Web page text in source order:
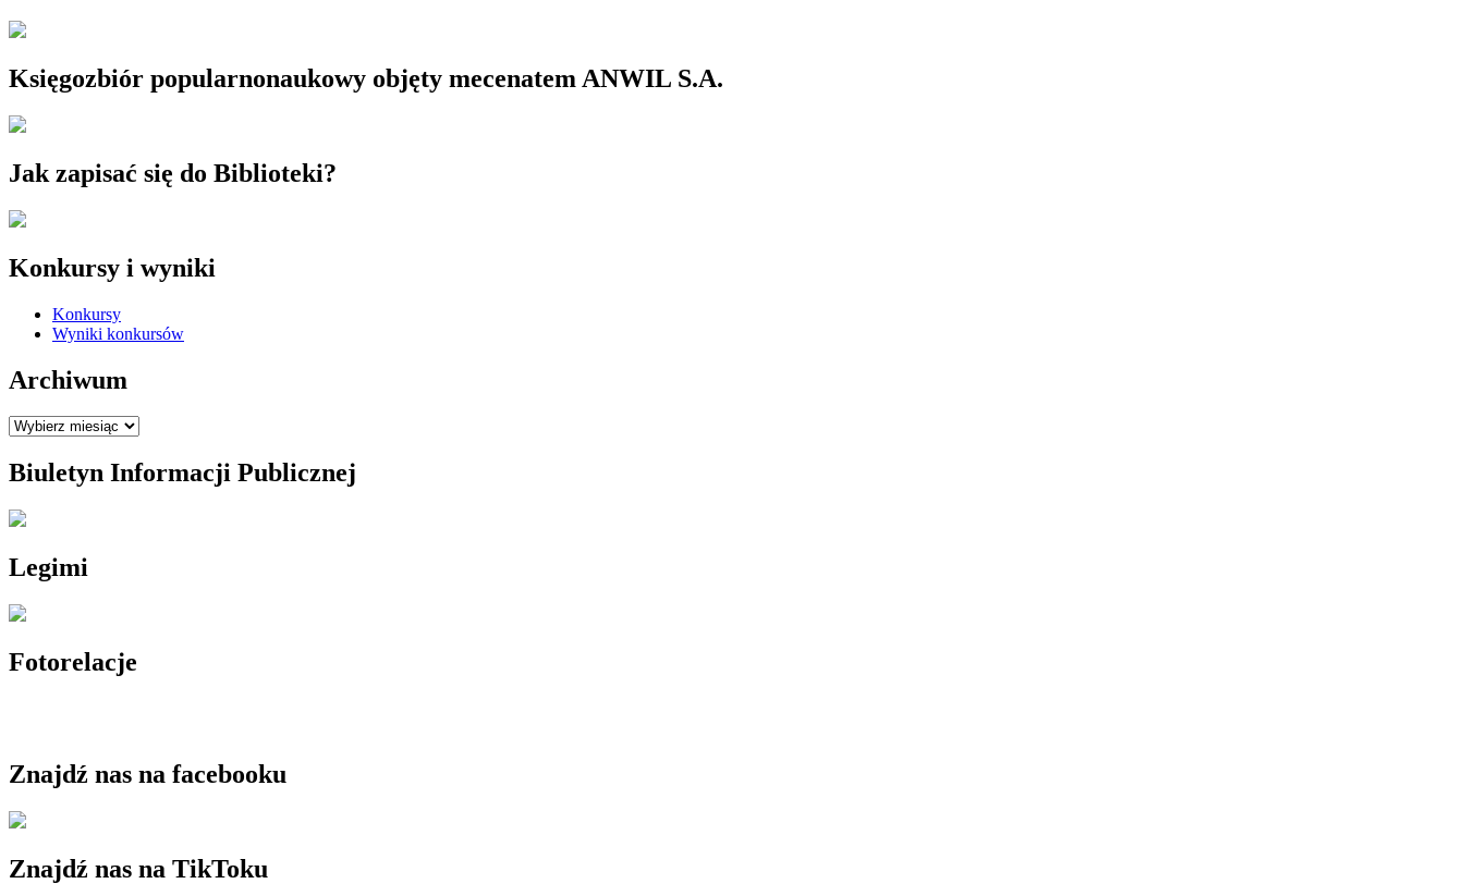
Księgozbiór popularnonaukowy objęty mecenatem ANWIL S.A.
Jak zapisać się do Biblioteki?
Konkursy i wyniki
Konkursy
Wyniki konkursów
Archiwum
Archiwum
Biuletyn Informacji Publicznej
Legimi
Fotorelacje
Znajdź nas na facebooku
Znajdź nas na TikToku